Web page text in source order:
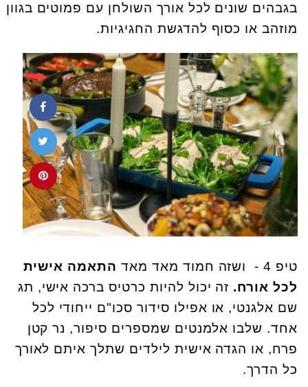
בגבהים שונים לכל אורך השולחן עם פמוטים בגוון
מוזהב או כסוף להדגשת החגיגיות.
טיפ 4 - ושזה חמוד מאד מאד
התאמה אישית
לכל אורח. זה יכול להיות כרטיס ברכה אישי, תג
שם אלגנטי, או אפילו סידור סכו"ם ייחודי לכל
אחד. שלבו אלמנטים שמספרים סיפור, נר קטן
פרח, או הגדה אישית לילדים שתלך איתם לאורך
כל הדרך.